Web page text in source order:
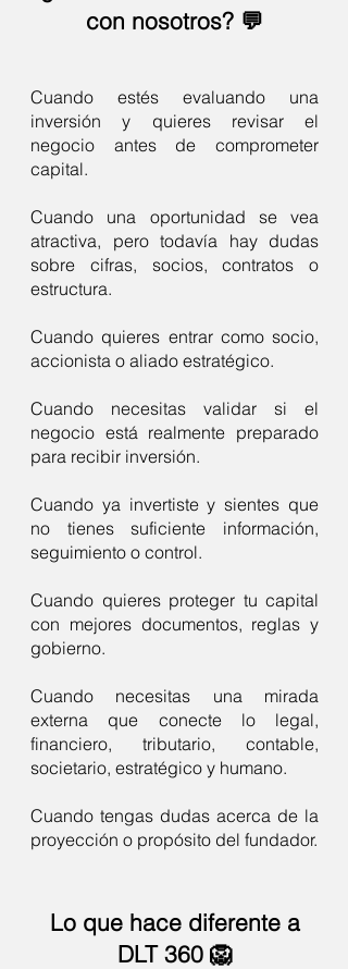
con nosotros? 💬
Cuando estés evaluando una
inversión y quieres revisar el
negocio antes de comprometer
capital.
Cuando una oportunidad se vea
atractiva, pero todavía hay dudas
sobre cifras, socios, contratos o
estructura.
Cuando quieres entrar como socio,
accionista o aliado estratégico.
Cuando necesitas validar si el
negocio está realmente preparado
para recibir inversión.
Cuando ya invertiste y sientes que
no tienes suficiente información,
seguimiento o control.
Cuando quieres proteger tu capital
con mejores documentos, reglas y
gobierno.
Cuando necesitas una mirada
externa que conecte lo legal,
financiero, tributario, contable,
societario, estratégico y humano.
Cuando tengas dudas acerca de la
proyección o propósito del fundador.
Lo que hace diferente a
DLT 360 🦁